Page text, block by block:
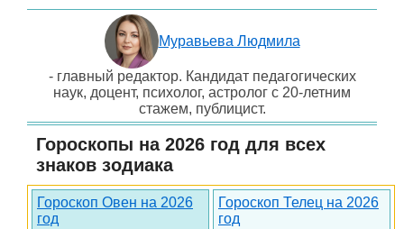
Муравьева Людмила
- главный редактор. Кандидат педагогических
наук, доцент, психолог, астролог с 20-летним
стажем, публицист.
Гороскопы на 2026 год для всех
знаков зодиака
Гороскоп Овен на 2026
год
Гороскоп Телец на 2026
год